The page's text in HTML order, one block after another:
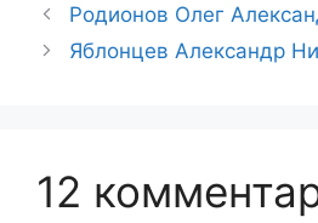
Родионов Олег
Яблонцев Александр
12